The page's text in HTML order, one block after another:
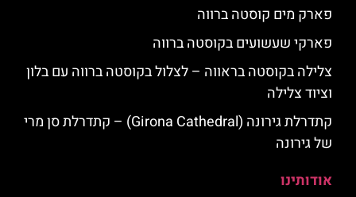
פארק מים קוסטה ברווה
פארקי שעשועים בקוסטה ברווה
צלילה בקוסטה בראווה – לצלול בקוסטה ברווה עם בלון
וציוד צלילה
קתדרלת גירונה (Girona Cathedral) – קתדרלת סן מרי
של גירונה
אודותינו